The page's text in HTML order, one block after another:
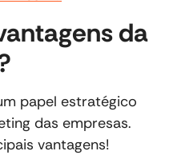
da
papel estratégico
das empresas.
vantagens!